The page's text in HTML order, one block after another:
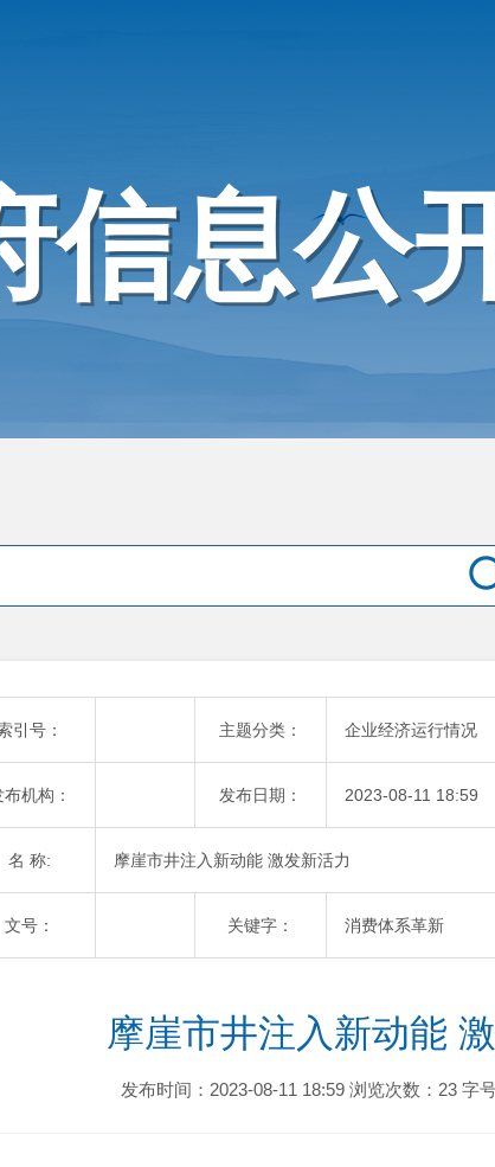
信息公
引号： 主题分类： 企业经济运行情况
布机构： 发布日期： 2023-08-11 18:59
名 称: 摩崖市井注入新动能 激发新活力
文号： 关键字： 消费体系革新
摩崖市井注入新动能
发布时间：2023-08-11 18:59 浏览次数：23 字